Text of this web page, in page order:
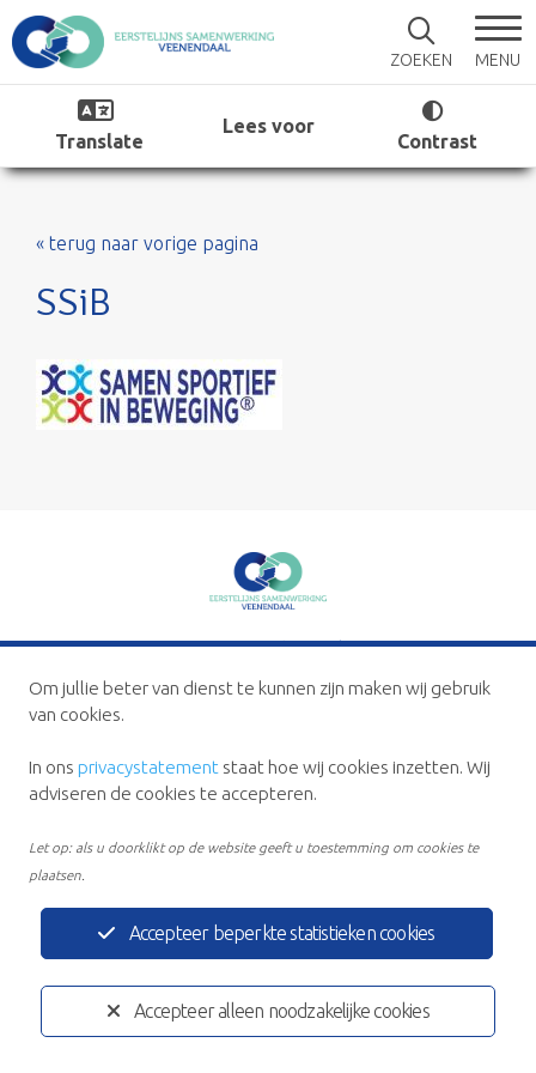
ZOEKEN MENU
Translate
Lees voor
Contrast
« terug naar vorige pagina
SSiB
Privacystatement Disclaimer
Accepteer alleen noodzakelijke cookies
Accepteer beperkte statistieken cookies
Om jullie beter van dienst te kunnen zijn maken wij gebruik
van cookies.
In ons privacystatement staat hoe wij cookies inzetten. Wij
adviseren de cookies te accepteren.
Let op: als u doorklikt op de website geeft u toestemming om cookies te
plaatsen.